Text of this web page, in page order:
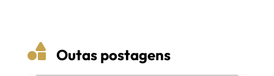
 Outas postagens